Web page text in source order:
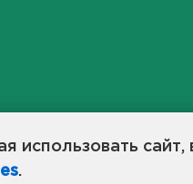
использовать
.
области, экономической
станет
в 47-м регионе